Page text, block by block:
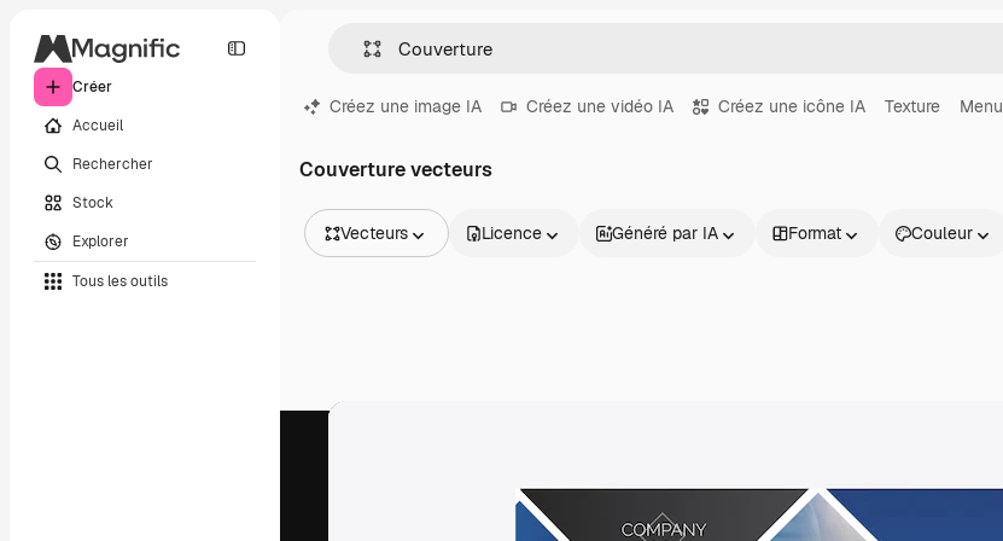
Créer
Accueil
Rechercher
Stock
Explorer
Tous les outils
Créez une image IA Créez une vidéo IA Créez une icône IA Texture Menu
Couverture vecteurs
Vecteurs
Vidéos
Licence Généré par IA Format Couleur
Produits